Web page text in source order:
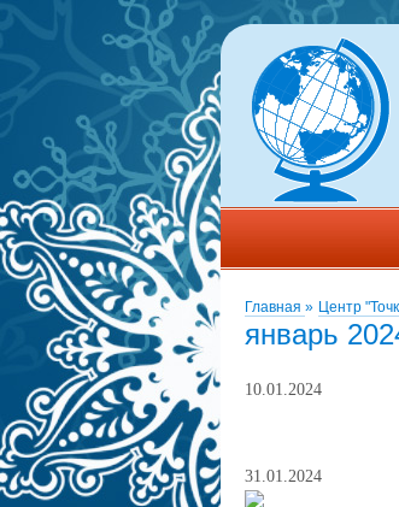
Главная » Центр
январь
10.01.2024
31.01.2024